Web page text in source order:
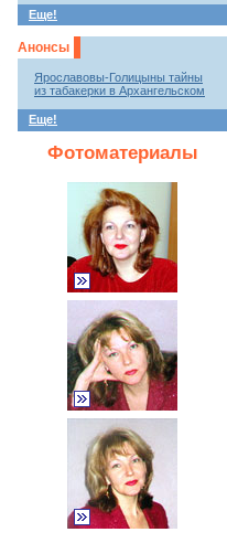
Еще!
Анонсы
Ярославовы-Голицыны тайны
из табакерки в Архангельском
Еще!
Фотоматериалы